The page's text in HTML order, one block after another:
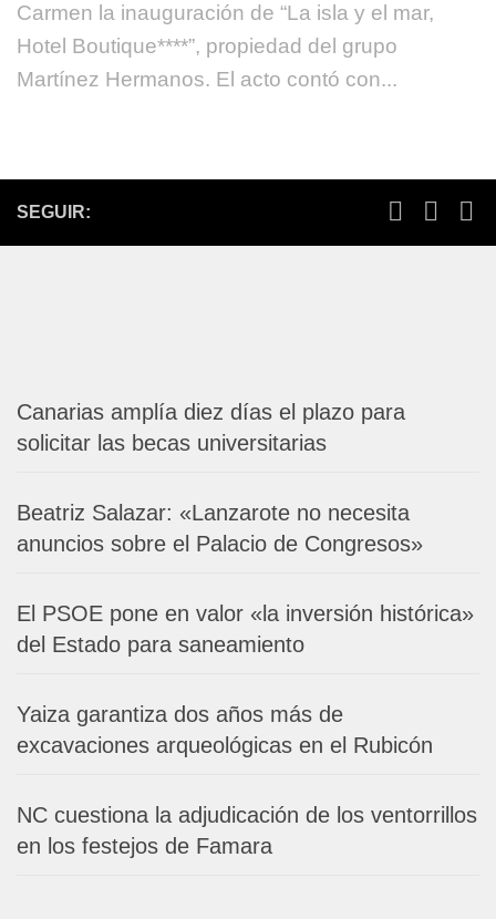
Carmen la inauguración de “La isla y el mar,
Hotel Boutique****”, propiedad del grupo
Martínez Hermanos. El acto contó con...
SEGUIR:
Canarias amplía diez días el plazo para
solicitar las becas universitarias
Beatriz Salazar: «Lanzarote no necesita
anuncios sobre el Palacio de Congresos»
El PSOE pone en valor «la inversión histórica»
del Estado para saneamiento
Yaiza garantiza dos años más de
excavaciones arqueológicas en el Rubicón
NC cuestiona la adjudicación de los ventorrillos
en los festejos de Famara